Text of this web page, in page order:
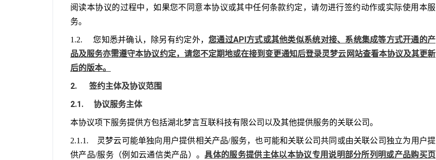
阅读本协议的过程中，如果您不同意本协议或其中任何条款约定，请勿进行签约动作或实际使用本服
务。
1.2.     您知悉并确认，除另有约定外，您通过API方式或其他类似系统对接、系统集成等方式开通的产
品及服务亦需遵守本协议约定，请您不定期地或在接到变更通知后登录灵梦云网站查看本协议及其更新
后的版本。
2.      签约主体及协议范围
2.1.     协议服务主体
本协议项下服务提供方包括湖北梦言互联科技有限公司以及其他提供服务的关联公司。
2.1.1.    灵梦云可能单独向用户提供相关产品/服务，也可能和关联公司共同或由关联公司独立为用户提
供产品/服务（例如云通信类产品）。具体的服务提供主体以本协议专用说明部分所列明或产品购买页